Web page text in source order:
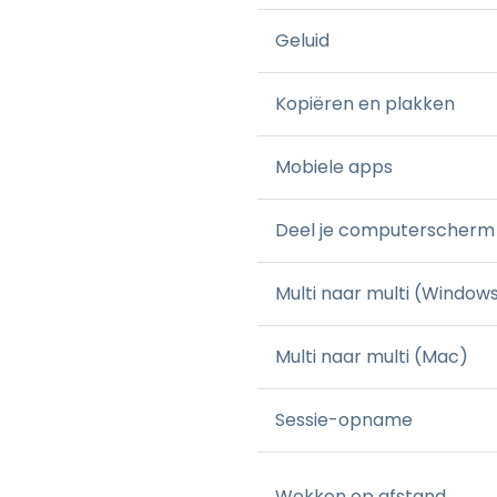
Geluid
Kopiëren en plakken
Mobiele apps
Deel je computerscherm
Multi naar multi
Multi naar multi (Mac)
Sessie-opname